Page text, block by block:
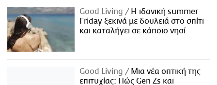
Good Living
Η ιδανική summer
Friday ξεκινά με δουλειά στο σπίτι
και καταλήγει σε κάποιο νησί
Good Living
Μια νέα οπτική της
επιτυχίας: Πώς Gen Zs και